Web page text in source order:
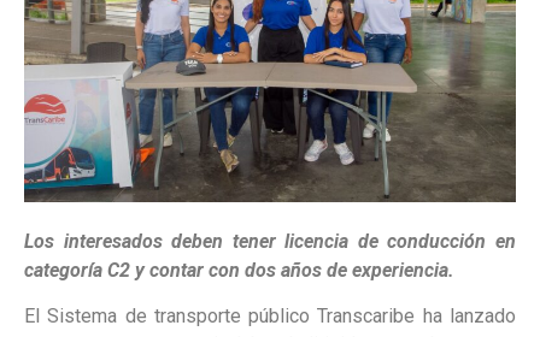
Los interesados deben tener licencia de conducción en
categoría C2 y contar con dos años de experiencia.
El Sistema de transporte público Transcaribe ha lanzado